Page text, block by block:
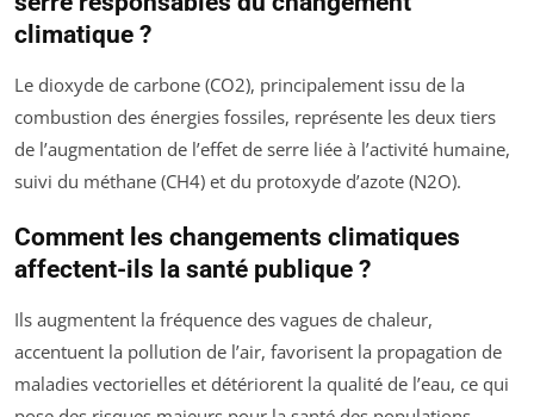
climatique ?
Le dioxyde de carbone (CO2), principalement issu de la
combustion des énergies fossiles, représente les deux tiers
de l’augmentation de l’effet de serre liée à l’activité humaine,
suivi du méthane (CH4) et du protoxyde d’azote (N2O).
Comment les changements climatiques
affectent-ils la santé publique ?
Ils augmentent la fréquence des vagues de chaleur,
accentuent la pollution de l’air, favorisent la propagation de
maladies vectorielles et détériorent la qualité de l’eau, ce qui